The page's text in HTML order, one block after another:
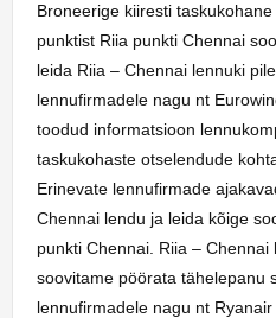
Broneerige kiiresti
punktist Riia punkti Chennai
leida Riia – Chennai lennuki
lennufirmadele nagu nt
toodud informatsioon
taskukohaste otselendude
Erinevate lennufirmade
Chennai lendu ja leida kõige
punkti Chennai. Riia – Chennai
soovitame pöörata tähelepanu
lennufirmadele nagu nt